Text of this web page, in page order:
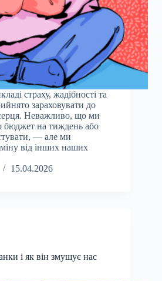
страху, жадібності та
зараховувати до
Неважливо, що ми
на тиждень або
— але ми
від інших наших
15.04.2026
і як він змушує нас